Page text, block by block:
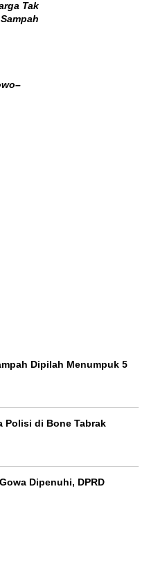
Tak
Dipilah Menumpuk 5
Polisi di Bone Tabrak
Dipenuhi, DPRD